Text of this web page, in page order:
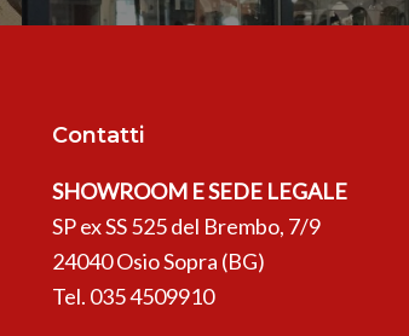
Contatti
SHOWROOM E SEDE LEGALE
SP ex SS 525 del Brembo, 7/9
24040 Osio Sopra (BG)
Tel. 035 4509910